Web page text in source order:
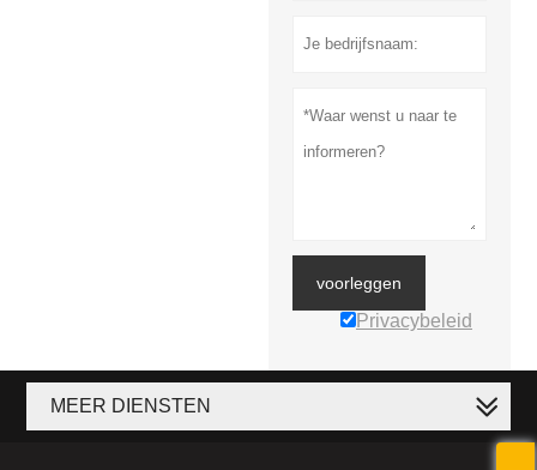
voorleggen
Privacybeleid
MEER DIENSTEN